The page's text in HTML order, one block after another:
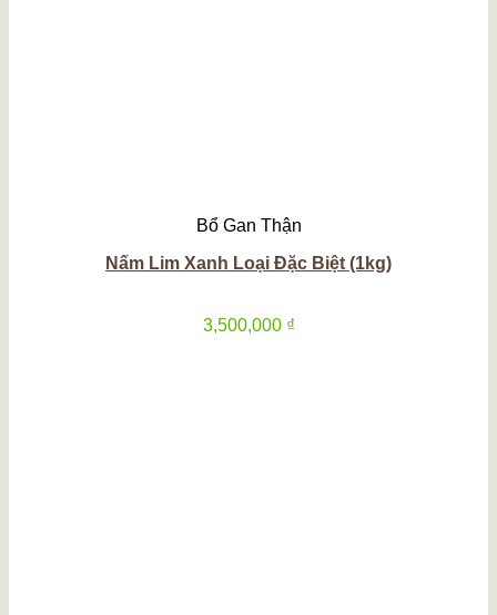
Bổ Gan Thận
Nấm Lim Xanh Loại Đặc Biệt (1kg)
3,500,000 ₫